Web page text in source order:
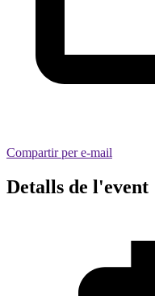
Compartir per e-mail
Detalls de l'event